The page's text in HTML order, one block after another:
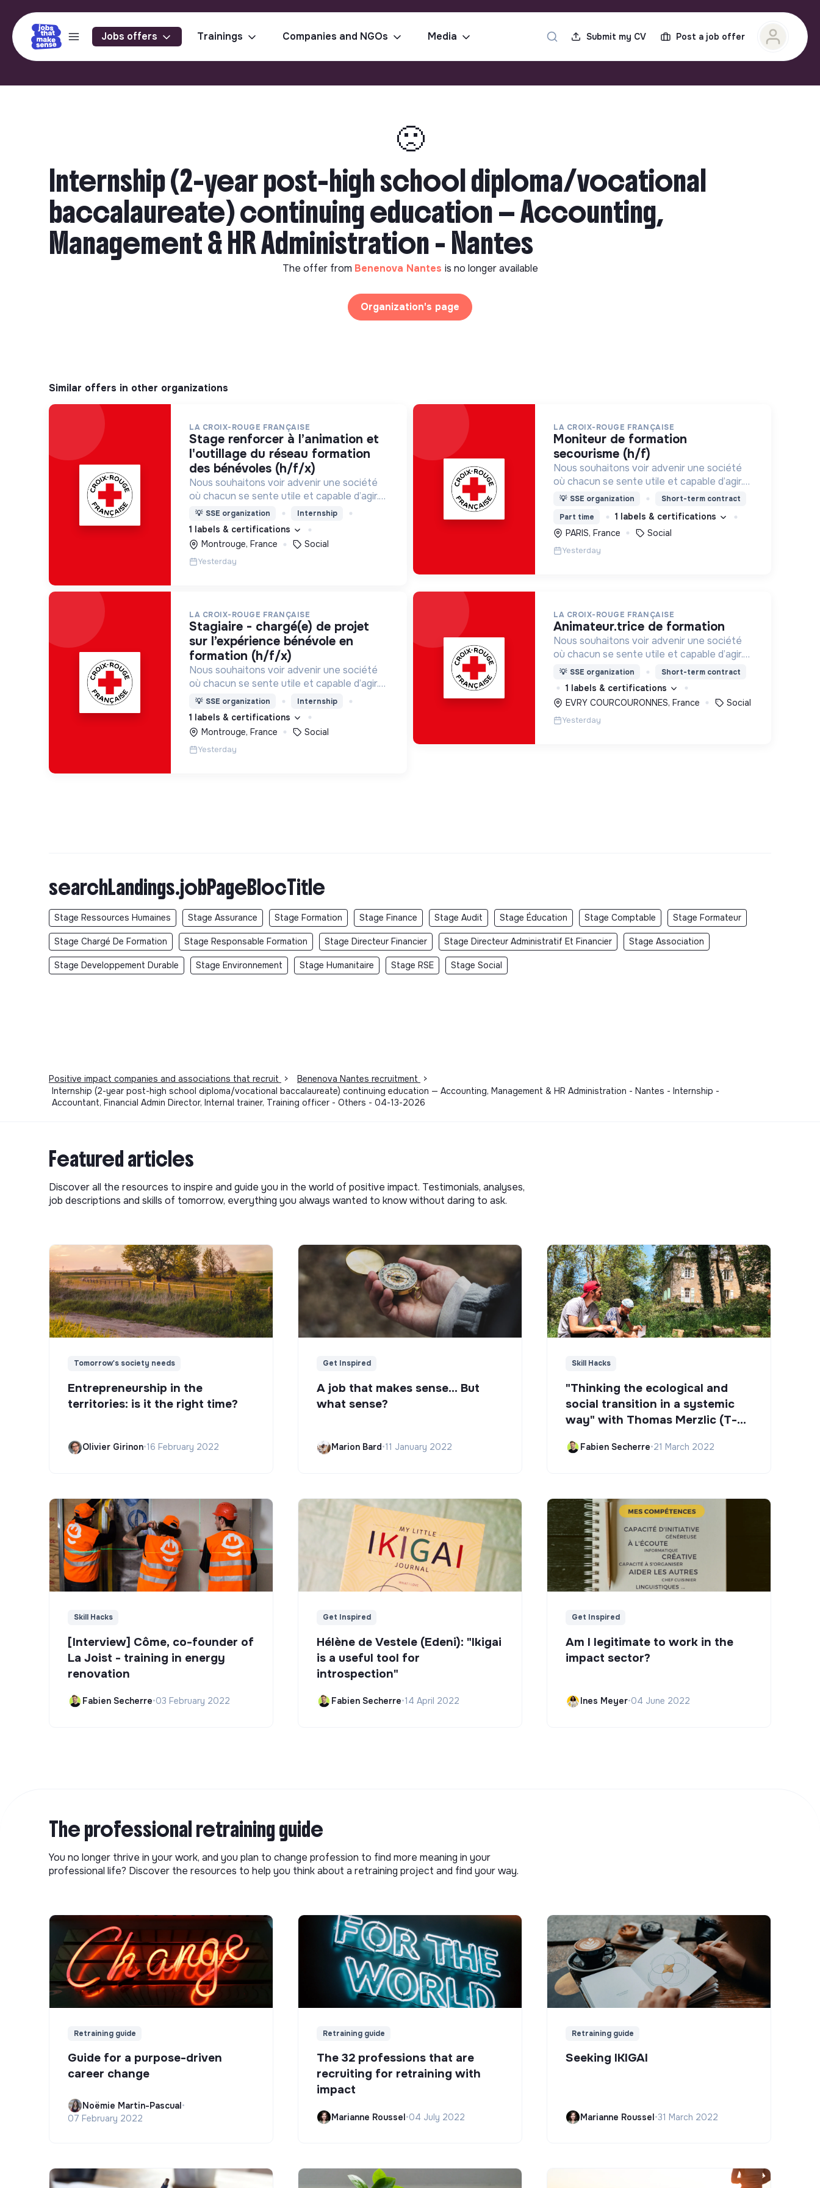
Jobs offers Trainings Companies and NGOs Media Submit my CV Post a job offer
🙁
Internship (2-year post-high school diploma/vocational
baccalaureate) continuing education — Accounting,
Management & HR Administration - Nantes
The offer from Benenova Nantes is no longer available
Organization's page
Similar offers in other organizations
LA CROIX-ROUGE FRANÇAISE
stage renforcer à l’animation et
l'outillage du réseau formation
des bénévoles (h/f/x)
Nous souhaitons voir advenir une société
où chacun se sente utile et capable d’agir.
Pour cela, nous proposons des moyens et
des lieux d’engagement innovants et
adaptés à tous.
💡 SSE organization Internship
1 labels & certifications
Montrouge, France
Social
Yesterday
LA CROIX-ROUGE FRANÇAISE
moniteur de formation
secourisme (h/f)
Nous souhaitons voir advenir une société
où chacun se sente utile et capable d’agir.
Pour cela, nous proposons des moyens et
adaptés à tous.
💡 SSE organization
Short-term contract
Part time
1 labels & certifications
PARIS, France
Social
Yesterday
LA CROIX-ROUGE FRANÇAISE
stagiaire - chargé(e) de projet
sur l’expérience bénévole en
formation (h/f/x)
Nous souhaitons voir advenir une société
où chacun se sente utile et capable d’agir.
Pour cela, nous proposons des moyens et
des lieux d’engagement innovants et
adaptés à tous.
💡 SSE organization Internship
1 labels & certifications
Montrouge, France
Social
Yesterday
LA CROIX-ROUGE FRANÇAISE
animateur.trice de formation
Nous souhaitons voir advenir une société
où chacun se sente utile et capable d’agir.
Pour cela, nous proposons des moyens et
des lieux d’engagement innovants et
adaptés à tous.
💡 SSE organization Short-term contract
1 labels & certifications
EVRY COURCOURONNES, France
Social
Yesterday
searchLandings.jobPageBlocTitle
Stage Ressources Humaines Stage Assurance Stage Formation Stage Finance Stage Audit Stage Éducation Stage Comptable Stage Formateur
Stage Chargé De Formation Stage Responsable Formation Stage Directeur Financier Stage Directeur Administratif Et Financier Stage Association
Stage Developpement Durable Stage Environnement Stage Humanitaire Stage RSE Stage Social
Positive impact companies and associations that recruit > Benenova Nantes recruitment
>
Internship (2-year post-high school diploma/vocational baccalaureate) continuing education — Accounting, Management & HR Administration - Nantes - Internship -
Accountant, Financial Admin Director, Internal trainer, Training officer - Others - 04-13-2026
Featured articles
Discover all the resources to inspire and guide you in the world of positive impact. Testimonials, analyses,
job descriptions and skills of tomorrow, everything you always wanted to know without daring to ask.
Tomorrow's society needs
Entrepreneurship in the
territories: is it the right time?
Olivier Girinon•16 February 2022
Get Inspired
A job that makes sense... But
what sense?
Marion Bard•11 January 2022
Skill Hacks
"Thinking the ecological and
social transition in a systemic
way" with Thomas Merzlic (T-
Fabien Secherre•21 March 2022
Skill Hacks
[Interview] Côme, co-founder of
La Joist - training in energy
renovation
Fabien Secherre•03 February 2022
Get Inspired
Hélène de Vestele (Edeni): "Ikigai
is a useful tool for
introspection"
Fabien Secherre•14 April 2022
Get Inspired
Am I legitimate to work in the
impact sector?
Ines Meyer•04 June 2022
The professional retraining guide
You no longer thrive in your work, and you plan to change profession to find more meaning in your
professional life? Discover the resources to help you think about a retraining project and find your way.
Retraining guide
Guide for a purpose-driven
career change
Noëmie Martin-Pascual•
07 February 2022
Retraining guide
The 32 professions that are
recruiting for retraining with
impact
Marianne Roussel•04 July 2022
Retraining guide
Seeking IKIGAI
Marianne Roussel•31 March 2022